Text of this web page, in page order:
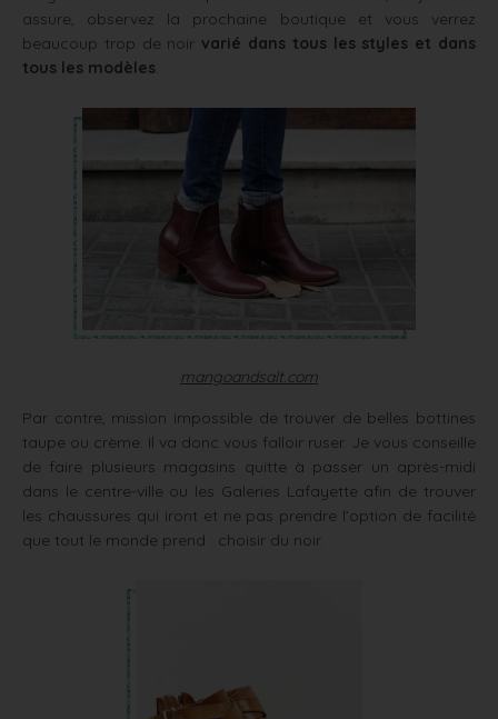
assure, observez la prochaine boutique et vous verrez
beaucoup trop de noir varié dans tous les styles et dans
tous les modèles
mangoandsalt.com
Par contre, mission impossible de trouver de belles bottines
taupe ou crème. Il va donc vous falloir ruser. Je vous conseille
de faire plusieurs magasins quitte à passer un après-midi
dans le centre-ville ou les Galeries Lafayette afin de trouver
les chaussures qui iront et ne pas prendre l’option de facilité
que tout le monde prend : choisir du noir.